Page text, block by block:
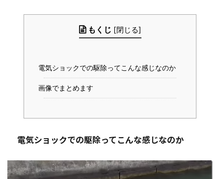
もくじ [閉じる]
電気ショックでの駆除ってこんな感じなのか
画像でまとめます
電気ショックでの駆除ってこんな感じなのか